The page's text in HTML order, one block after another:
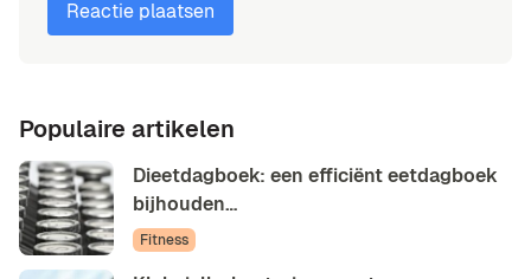
Populaire artikelen
Dieetdagboek: een efficiënt eetdagboek
bijhouden…
Fitness